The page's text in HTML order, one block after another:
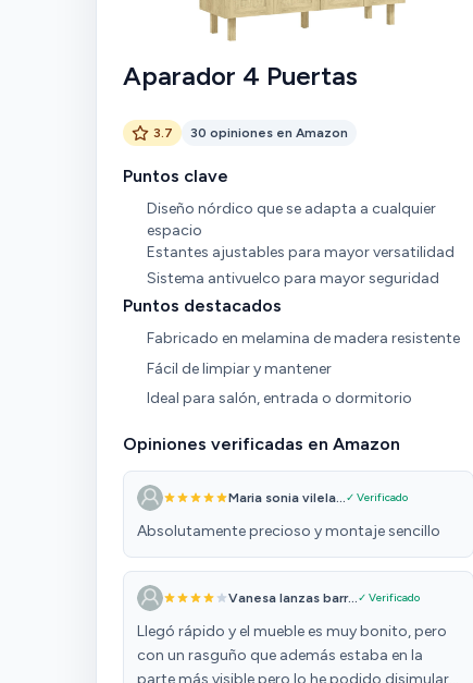
Aparador 4 Puertas
3.7 30 opiniones en Amazon
Puntos clave
Diseño nórdico que se adapta a cualquier
espacio
Estantes ajustables para mayor versatilidad
Sistema antivuelco para mayor seguridad
Puntos destacados
Fabricado en melamina de madera resistente
Fácil de limpiar y mantener
Ideal para salón, entrada o dormitorio
Opiniones verificadas en Amazon
Maria sonia vilela...✓ Verificado
Absolutamente precioso y montaje sencillo
Vanesa lanzas barr...✓ Verificado
Llegó rápido y el mueble es muy bonito, pero
con un rasguño que además estaba en la
parte más visible pero lo he podido disimular